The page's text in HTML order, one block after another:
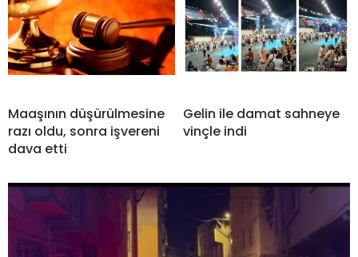
Maaşının düşürülmesine
razı oldu, sonra işvereni
dava etti
Gelin ile damat sahneye
vinçle indi